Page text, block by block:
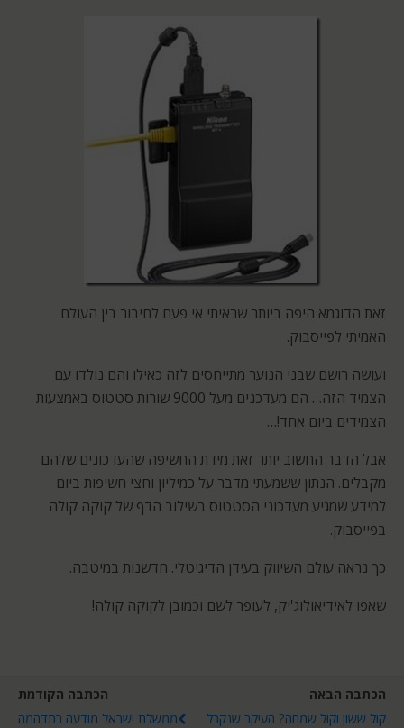
זאת הדוגמא היפה ביותר שראיתי אי פעם לחיבור בין העולם
האמיתי לפייסבוק.
ועושה רושם שבני הנוער מתייחסים לזה כאילו והם נולדו עם
הצמיד הזה… הם מעדכנים מעל 9000 שורות סטטוס באמצעות
הצמידים ביום אחד!…
אבל הדבר החשוב יותר זאת מידת החשיפה שהעדכונים שלהם
מקבלים. הנתון ששמעתי מדבר על כמיליון וחצי חשיפות ביום
למידע שמגיע מעדכוני הסטטוס בשילוב הדף של קוקה קולה
בפייסבוק.
כך נראה עולם השיווק בעידן הדיגיטלי. חדשנות במיטבה.
שאפו לאידיאולוג'יק, לעופר לשם וכמובן לקוקה קולה!
הכתבה הקודמת
ממשלת ישראל מודעה בתדהמה
הכתבה הבאה
קול ששון וקול שמחה? העיקר שנקבל